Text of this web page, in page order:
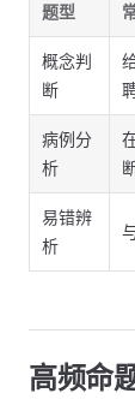
题型
概念判
断
病例分
析
易错辨
析
高频命